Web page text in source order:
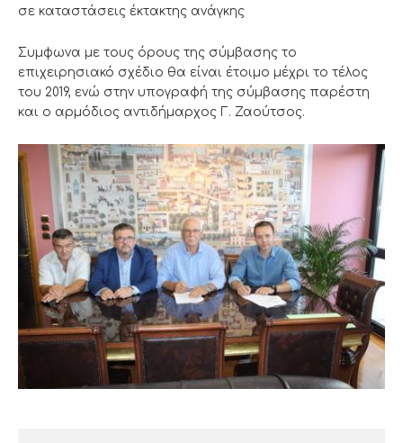
σε καταστάσεις έκτακτης ανάγκης
Συμφωνα με τους όρους της σύμβασης το
επιχειρησιακό σχέδιο θα είναι έτοιμο μέχρι το τέλος
του 2019, ενώ στην υπογραφή της σύμβασης παρέστη
και ο αρμόδιος αντιδήμαρχος Γ. Ζαούτσος.